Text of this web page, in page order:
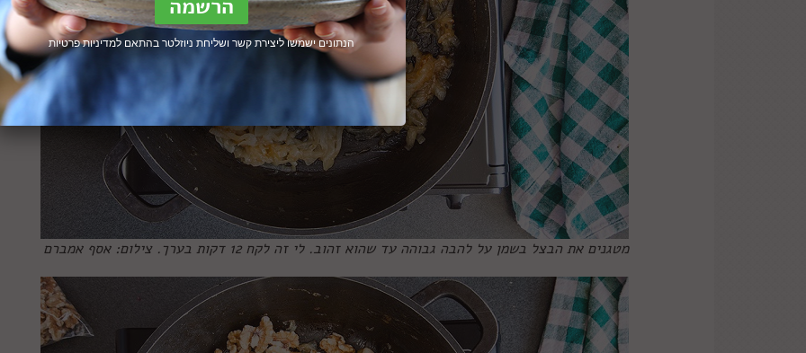
מטגנים את הבצל בשמן על להבה גבוהה עד שהוא זהוב. לי זה לקח 12 דקות בערך. צילום: אסף אמברם
הנתונים ישמשו ליצירת קשר ושליחת ניוזלטר בהתאם למדיניות פרטיות